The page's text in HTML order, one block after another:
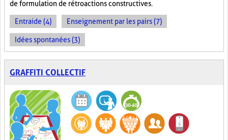
de formulation de rétroactions constructives.
Entraide (4) Enseignement par les pairs (7)
Idées spontanées (3)
GRAFFITI COLLECTIF